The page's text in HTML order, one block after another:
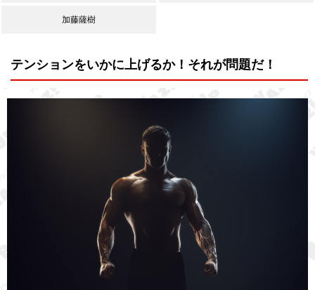
加藤薩樹
テンションをいかに上げるか！それが問題だ！